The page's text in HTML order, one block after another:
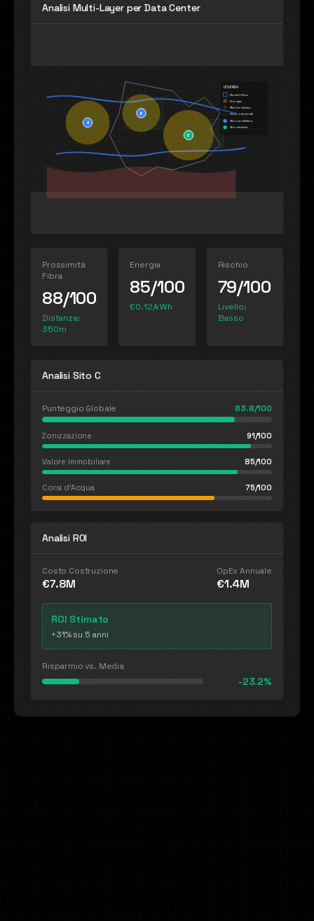
Analisi Multi-Layer per Data Center
A
B
C
LEGENDA
Dorsali fibra
Energia
Rischio sismico
Zone industriali
Sito candidato
Sito ottimale
Prossimità
Fibra
88/100
Distanza:
350m
Energia
85/100
€0.12/kWh
Rischio
79/100
Livello:
Basso
Analisi Sito C
Punteggio Globale 83.8/100
Zonizzazione 91/100
Valore Immobiliare 85/100
Corsi d'Acqua 75/100
Analisi ROI
Costo Costruzione
€7.8M
OpEx Annuale
€1.4M
ROI Stimato
+31% su 5 anni
Risparmio vs. Media
-23.2%